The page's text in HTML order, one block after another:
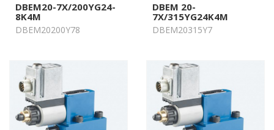
DBEM20-7X/200YG24-
8K4M
DBEM20200Y78
DBEM 20-
7X/315YG24K4M
DBEM20315Y7